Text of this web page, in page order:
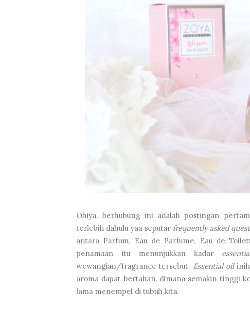
Ohiya, berhubung ini adalah postingan
terlebih dahulu yaa seputar frequently asked
antara Parfum, Eau de Parfume, Eau de
penamaan itu menunjukkan kadar
wewangian/fragrance tersebut. Essential oil
aroma dapat bertahan, dimana semakin tinggi
lama menempel di tubuh kita.